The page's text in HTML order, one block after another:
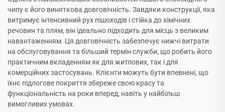
чипу є його виняткова довговічність. Завдяки конструкції, яка
витримує інтенсивний рух пішоходів і стійка до хімічних
речовин та плям, він ідеально підходить для місць з великим
навантаженням. Ця довговічність забезпечує нижчі витрати
на обслуговування та більший термін служби, що робить його
практичним вкладенням як для житлових, так і для
комерційних застосувань. Клієнти можуть бути впевнені, що
їхнє підлогове покриття збереже свою красу та
функціональність на роки вперед, навіть у найбільш
вимогливих умовах.